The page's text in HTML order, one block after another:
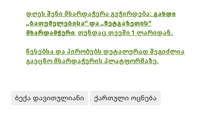
დღეს შენი მხარდაჭერა გვჭირდება: გახდი
„ბათუმელებისა“ და „ნეტგაზეთის“
მხარდამჭერი, თუნდაც თვეში 1 ლარიდან.
წესებსა და პირობებს დეტალურად შეგიძლია
გაეცნო მხარდაჭერის პლატფორმაზე.
ბექა დავითულიანი ქართული ოცნება